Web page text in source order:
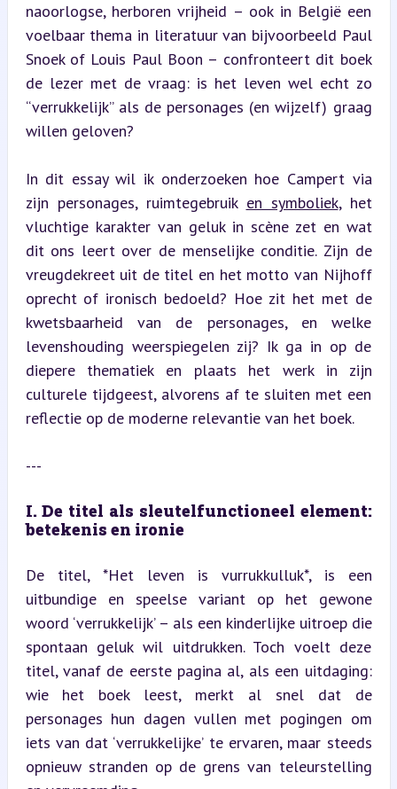
naoorlogse, herboren vrijheid – ook in België een
voelbaar thema in literatuur van bijvoorbeeld Paul
Snoek of Louis Paul Boon – confronteert dit boek
de lezer met de vraag: is het leven wel echt zo
“verrukkelijk” als de personages (en wijzelf) graag
willen geloven?
In dit essay wil ik onderzoeken hoe Campert via
zijn personages, ruimtegebruik en symboliek, het
vluchtige karakter van geluk in scène zet en wat
dit ons leert over de menselijke conditie. Zijn de
vreugdekreet uit de titel en het motto van Nijhoff
oprecht of ironisch bedoeld? Hoe zit het met de
kwetsbaarheid van de personages, en welke
levenshouding weerspiegelen zij? Ik ga in op de
diepere thematiek en plaats het werk in zijn
culturele tijdgeest, alvorens af te sluiten met een
reflectie op de moderne relevantie van het boek.
---
I. De titel als sleutelfunctioneel element:
betekenis en ironie
De titel, *Het leven is vurrukkulluk*, is een
uitbundige en speelse variant op het gewone
woord ‘verrukkelijk’ – als een kinderlijke uitroep die
spontaan geluk wil uitdrukken. Toch voelt deze
titel, vanaf de eerste pagina al, als een uitdaging:
wie het boek leest, merkt al snel dat de
personages hun dagen vullen met pogingen om
iets van dat ‘verrukkelijke’ te ervaren, maar steeds
opnieuw stranden op de grens van teleurstelling